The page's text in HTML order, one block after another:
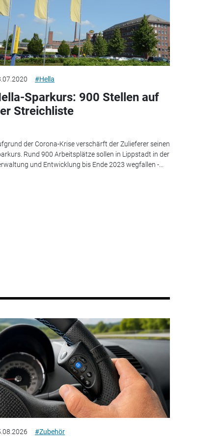
#Hella
Sparkurs: 900 Stellen auf
Streichliste
der Corona-Krise verschärft der Zulieferer seinen
Rund 900 Arbeitsplätze sollen in Lippstadt in der
und Entwicklung bis Ende 2023 wegfallen -...
#Zubehör